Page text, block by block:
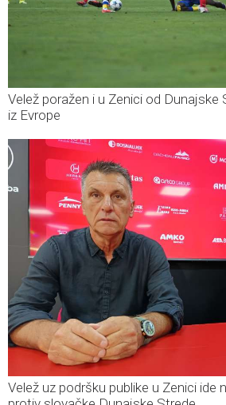
Velež poražen i u Zenici od Dunajske
iz Evrope
Velež uz podršku publike u Zenici ide